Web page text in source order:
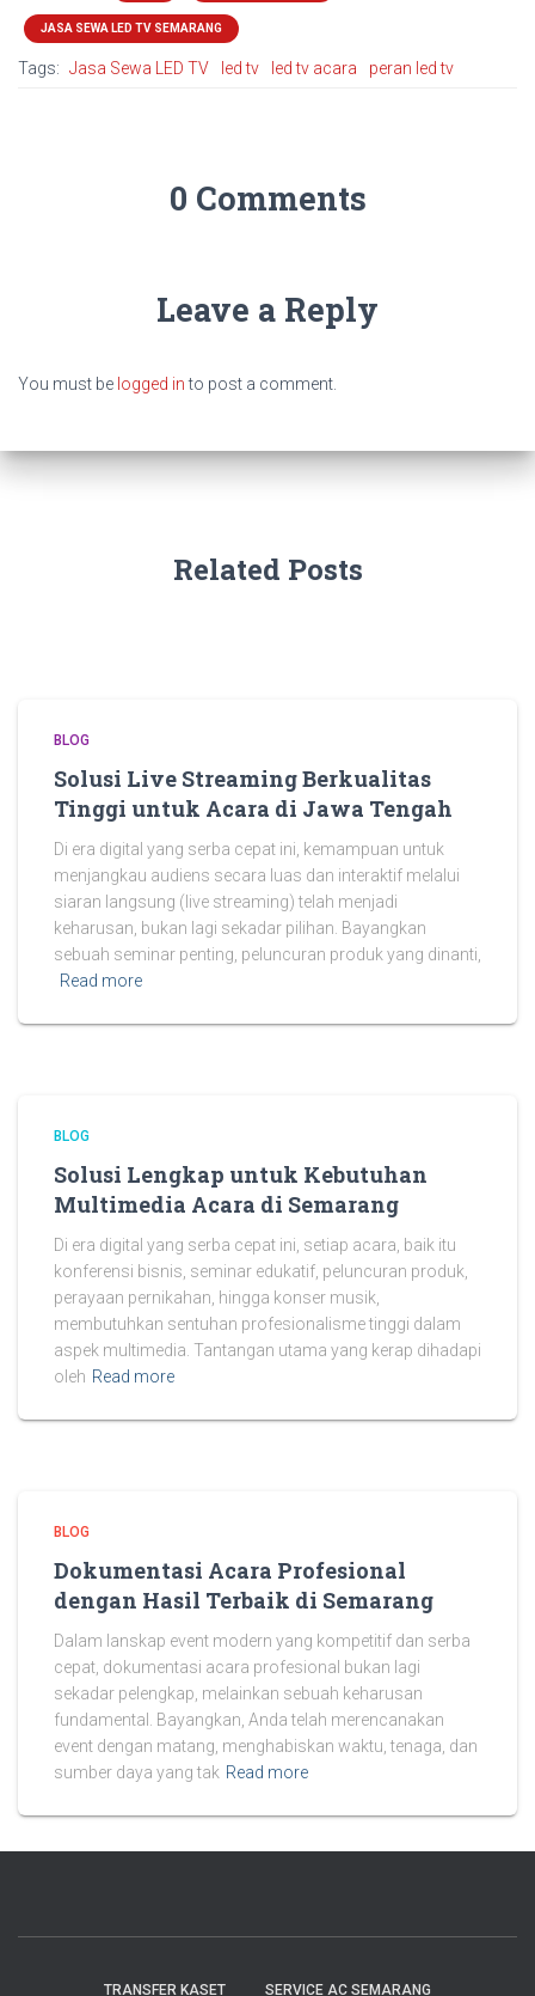
JASA SEWA LED TV SEMARANG
Tags: Jasa Sewa LED TV led tv led tv acara peran led tv
0 Comments
Leave a Reply
You must be logged into post a comment.
Related Posts
BLOG
Solusi Live Streaming Berkualitas
Tinggi untuk Acara di Jawa Tengah
Di era digital yang serba cepat ini, kemampuan untuk
menjangkau audiens secara luas dan interaktif melalui
siaran langsung (live streaming) telah menjadi
keharusan, bukan lagi sekadar pilihan. Bayangkan
sebuah seminar penting, peluncuran produk yang dinanti,
Read more
BLOG
Solusi Lengkap untuk Kebutuhan
Multimedia Acara di Semarang
Di era digital yang serba cepat ini, setiap acara, baik itu
konferensi bisnis, seminar edukatif, peluncuran produk,
perayaan pernikahan, hingga konser musik,
membutuhkan sentuhan profesionalisme tinggi dalam
aspek multimedia. Tantangan utama yang kerap dihadapi
oleh Read more
BLOG
Dokumentasi Acara Profesional
dengan Hasil Terbaik di Semarang
Dalam lanskap event modern yang kompetitif dan serba
cepat, dokumentasi acara profesional bukan lagi
sekadar pelengkap, melainkan sebuah keharusan
fundamental. Bayangkan, Anda telah merencanakan
event dengan matang, menghabiskan waktu, tenaga, dan
sumber daya yang tak Read more
TRANSFER KASET SERVICE AC SEMARANG